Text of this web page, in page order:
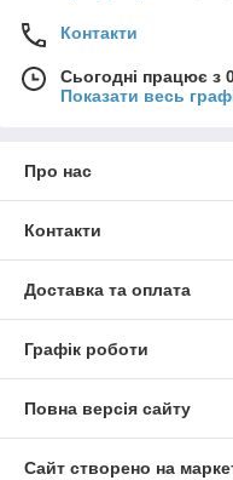
Контакти
Сьогодні працює з
Показати весь
Про нас
Контакти
Доставка та оплата
Графік роботи
Повна версія сайту
Сайт створено на